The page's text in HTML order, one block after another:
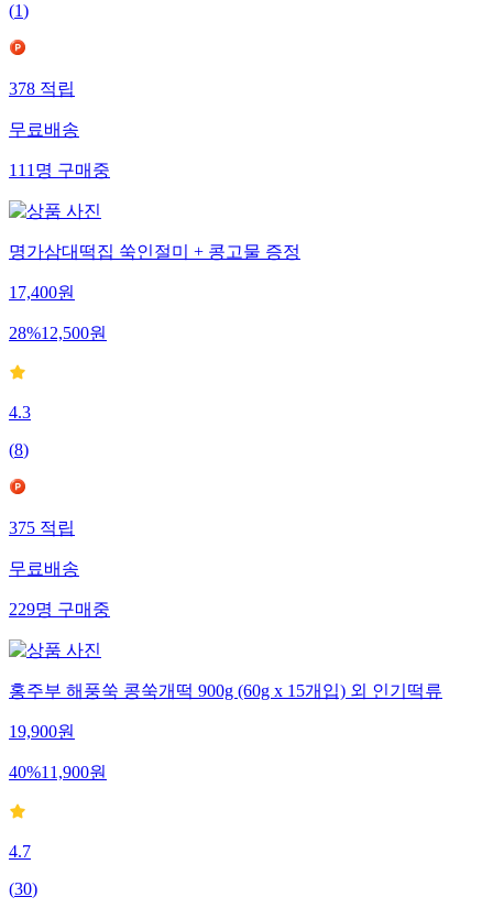
(1)
378적립
무료배송
111명구매중
명가삼대떡집 쑥인절미 + 콩고물 증정
17,400원
28%12,500원
4.3
(8)
375적립
무료배송
229명구매중
홍주부 해풍쑥 콩쑥개떡 900g (60g x 15개입) 외 인기떡류
19,900원
40%11,900원
4.7
(30)